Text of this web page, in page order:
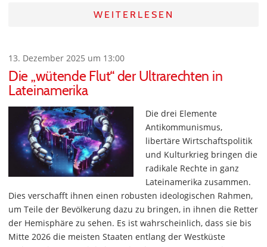
WEITERLESEN
13. Dezember 2025 um 13:00
Die „wütende Flut“ der Ultrarechten in
Lateinamerika
Die drei Elemente
Antikommunismus,
libertäre Wirtschaftspolitik
und Kulturkrieg bringen die
radikale Rechte in ganz
Lateinamerika zusammen.
Dies verschafft ihnen einen robusten ideologischen Rahmen,
um Teile der Bevölkerung dazu zu bringen, in ihnen die Retter
der Hemisphäre zu sehen. Es ist wahrscheinlich, dass sie bis
Mitte 2026 die meisten Staaten entlang der Westküste